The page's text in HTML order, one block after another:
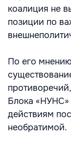
коалиция не
позиции по
По его
Блока
действиям
необратимой.